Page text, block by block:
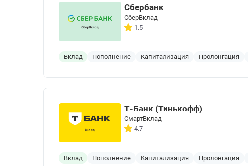
Сбербанк
СберВклад
1.5
Вклад Пополнение Капитализация Пролонгация
Т-Банк (Тинькофф)
СмартВклад
4.7
Вклад Пополнение Капитализация Пролонгация